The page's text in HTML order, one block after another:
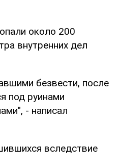
около 200
внутренних дел
безвести, после
под руинами
- написал
вследствие